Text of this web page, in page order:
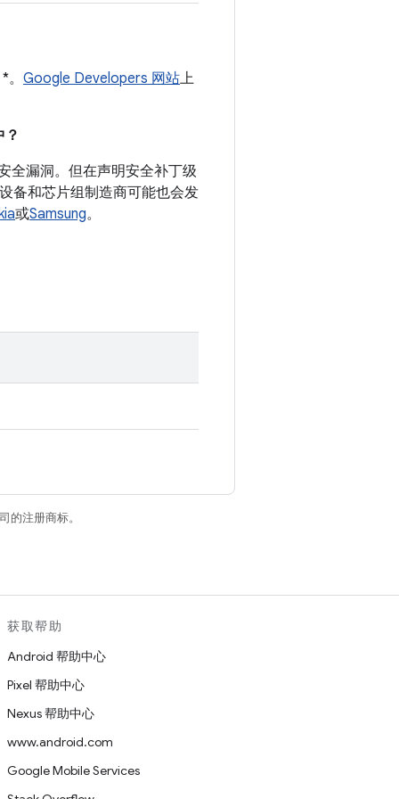
Google Developers 网站上
全漏洞。但在声明安全补丁级
备和芯片组制造商可能也会发
或Samsung。
的注册商标。
获取帮助
Android 帮助中心
Pixel 帮助中心
Nexus 帮助中心
www.android.com
Google Mobile Services